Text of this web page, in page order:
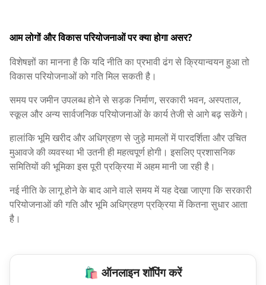
आम लोगों और विकास परियोजनाओं पर क्या होगा असर?
विशेषज्ञों का मानना है कि यदि नीति का प्रभावी ढंग से क्रियान्वयन हुआ तो
विकास परियोजनाओं को गति मिल सकती है।
समय पर जमीन उपलब्ध होने से सड़क निर्माण, सरकारी भवन, अस्पताल,
स्कूल और अन्य सार्वजनिक परियोजनाओं के कार्य तेजी से आगे बढ़ सकेंगे।
हालांकि भूमि खरीद और अधिग्रहण से जुड़े मामलों में पारदर्शिता और उचित
मुआवजे की व्यवस्था भी उतनी ही महत्वपूर्ण होगी। इसलिए प्रशासनिक
समितियों की भूमिका इस पूरी प्रक्रिया में अहम मानी जा रही है।
नई नीति के लागू होने के बाद आने वाले समय में यह देखा जाएगा कि सरकारी
परियोजनाओं की गति और भूमि अधिग्रहण प्रक्रिया में कितना सुधार आता
है।
🛍️ ऑनलाइन शॉपिंग करें